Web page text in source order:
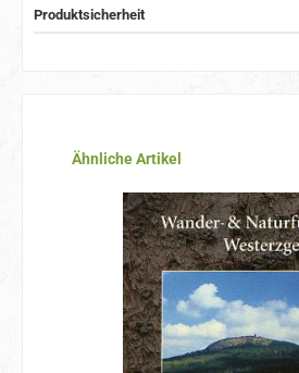
Produktsicherheit
Produktgalerie überspringen
Ähnliche Artikel